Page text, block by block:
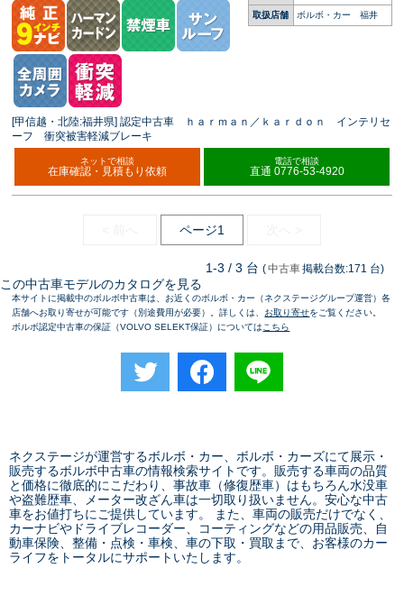
取扱店舗 ボルボ・カー 福井
[甲信越・北陸:福井県] 認定中古車 ｈａｒｍａｎ／ｋａｒｄｏｎ インテリセ
ーフ 衝突被害軽減ブレーキ
ネットで相談
在庫確認・見積もり依頼
電話で相談
直通 0776-53-4920
ページ1
1-3 / 3 台 (中古車掲載台数:171 台)
この中古車モデルのカタログを見る
本サイトに掲載中のボルボ中古車は、お近くのボルボ・カー（ネクステージグループ運営）各
店舗へお取り寄せが可能です（別途費用が必要）。詳しくは、お取り寄せをご覧ください。
ボルボ認定中古車の保証（VOLVO SELEKT保証）についてはこちら
ネクステージが運営するボルボ・カー、ボルボ・カーズにて展示・
販売するボルボ中古車の情報検索サイトです。販売する車両の品質
と価格に徹底的にこだわり、事故車（修復歴車）はもちろん水没車
や盗難歴車、メーター改ざん車は一切取り扱いません。安心な中古
車をお値打ちにご提供しています。 また、車両の販売だけでなく、
カーナビやドライブレコーダー、コーティングなどの用品販売、自
動車保険、整備・点検・車検、車の下取・買取まで、お客様のカー
ライフをトータルにサポートいたします。